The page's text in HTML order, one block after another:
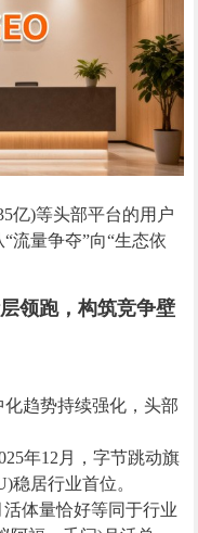
亿)等头部平台的用户
流量争夺”向“生态依
领跑，构筑竞争壁
趋势持续强化，头部
年12月，字节跳动旗
稳居行业首位。
体量恰好等同于行业